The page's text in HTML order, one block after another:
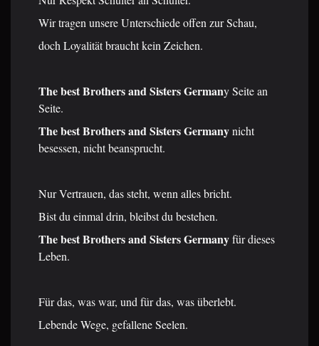
Wir tragen unsere Unterschiede offen zur Schau,
doch Loyalität braucht kein Zeichen.
The best Brothers and Sisters Germany Seite an
Seite.
The best Brothers and Sisters Germanynicht
besessen, nicht beansprucht.
Nur Vertrauen, das steht, wenn alles bricht.
Bist du einmal drin, bleibst du bestehen.
The best Brothers and Sisters Germanyfür dieses
Leben.
Für das, was war, und für das, was überlebt.
Lebende Wege, gefallene Seelen.